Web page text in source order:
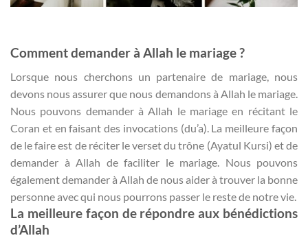
Comment demander à Allah le mariage ?
Lorsque nous cherchons un partenaire de mariage, nous
devons nous assurer que nous demandons à Allah le mariage.
Nous pouvons demander à Allah le mariage en récitant le
Coran et en faisant des invocations (du’a). La meilleure façon
de le faire est de réciter le verset du trône (Ayatul Kursi) et de
demander à Allah de faciliter le mariage. Nous pouvons
également demander à Allah de nous aider à trouver la bonne
personne avec qui nous pourrons passer le reste de notre vie.
La meilleure façon de répondre aux bénédictions
d’Allah